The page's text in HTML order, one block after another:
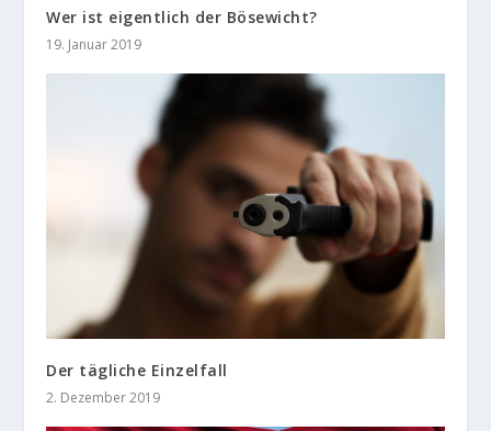
Wer ist eigentlich der Bösewicht?
19. Januar 2019
Der tägliche Einzelfall
2. Dezember 2019